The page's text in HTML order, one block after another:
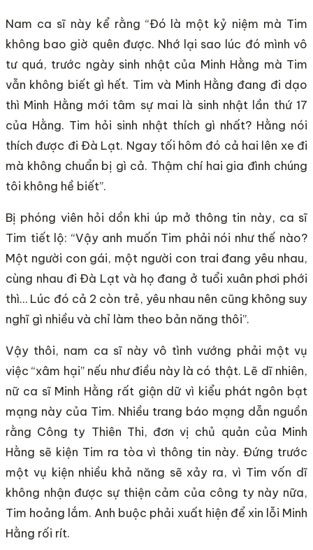
Nam ca sĩ này kể rằng “Đó là một kỷ niệm mà Tim
không bao giờ quên được. Nhớ lại sao lúc đó mình vô
tư quá, trước ngày sinh nhật của Minh Hằng mà Tim
vẫn không biết gì hết. Tim và Minh Hằng đang đi dạo
thì Minh Hằng mới tâm sự mai là sinh nhật lần thứ 17
của Hằng. Tim hỏi sinh nhật thích gì nhất? Hằng nói
thích được đi Đà Lạt. Ngay tối hôm đó cả hai lên xe đi
mà không chuẩn bị gì cả. Thậm chí hai gia đình chúng
tôi không hề biết”.
Bị phóng viên hỏi dồn khi úp mở thông tin này, ca sĩ
Tim tiết lộ: “Vậy anh muốn Tim phải nói như thế nào?
Một người con gái, một người con trai đang yêu nhau,
cùng nhau đi Đà Lạt và họ đang ở tuổi xuân phơi phới
thì… Lúc đó cả 2 còn trẻ, yêu nhau nên cũng không suy
nghĩ gì nhiều và chỉ làm theo bản năng thôi”.
Vậy thôi, nam ca sĩ này vô tình vướng phải một vụ
việc “xâm hại” nếu như điều này là có thật. Lẽ dĩ nhiên,
nữ ca sĩ Minh Hằng rất giận dữ vì kiểu phát ngôn bạt
mạng này của Tim. Nhiều trang báo mạng dẫn nguồn
rằng Công ty Thiên Thi, đơn vị chủ quản của Minh
Hằng sẽ kiện Tim ra tòa vì thông tin này. Đứng trước
một vụ kiện nhiều khả năng sẽ xảy ra, vì Tim vốn dĩ
không nhận được sự thiện cảm của công ty này nữa,
Tim hoảng lắm. Anh buộc phải xuất hiện để xin lỗi Minh
Hằng rối rít.